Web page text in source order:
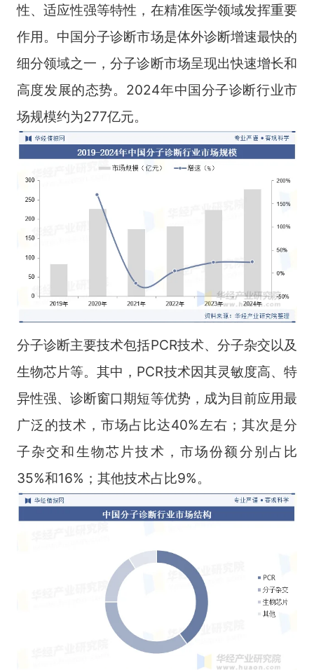
性、适应性强等特性，在精准医学领域发挥重要
作用。中国分子诊断市场是体外诊断增速最快的
细分领域之一，分子诊断市场呈现出快速增长和
高度发展的态势。2024年中国分子诊断行业市
场规模约为277亿元。
分子诊断主要技术包括PCR技术、分子杂交以及
生物芯片等。其中，PCR技术因其灵敏度高、特
异性强、诊断窗口期短等优势，成为目前应用最
广泛的技术，市场占比达40%左右；其次是分
子杂交和生物芯片技术，市场份额分别占比
35%和16%；其他技术占比9%。